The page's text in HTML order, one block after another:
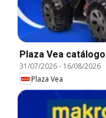
Plaza Vea catálogo
31/07/2026- 16/08/2026
Plaza Vea